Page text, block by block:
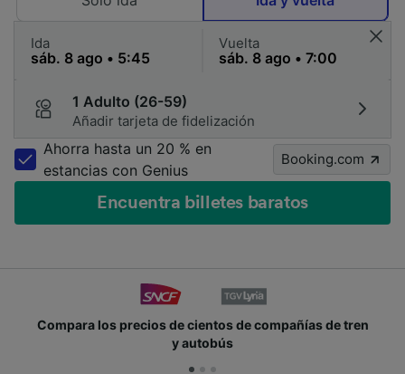
Ida Vuelta
1 Adulto (26-59)
Añadir tarjeta de fidelización
Ahorra hasta un 20 % en
estancias con Genius
Booking.com
Encuentra billetes baratos
Compara los precios de cientos de compañías de tren
y autobús